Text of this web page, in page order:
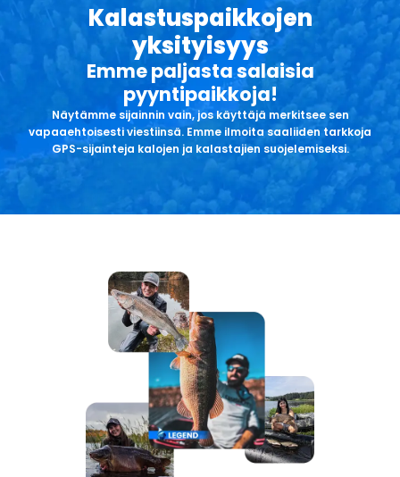
Kalastuspaikkojen
yksityisyys
Emme paljasta salaisia
pyyntipaikkoja!
Näytämme sijainnin vain, jos käyttäjä merkitsee sen
vapaaehtoisesti viestiinsä. Emme ilmoita saaliiden tarkkoja
GPS-sijainteja kalojen ja kalastajien suojelemiseksi.